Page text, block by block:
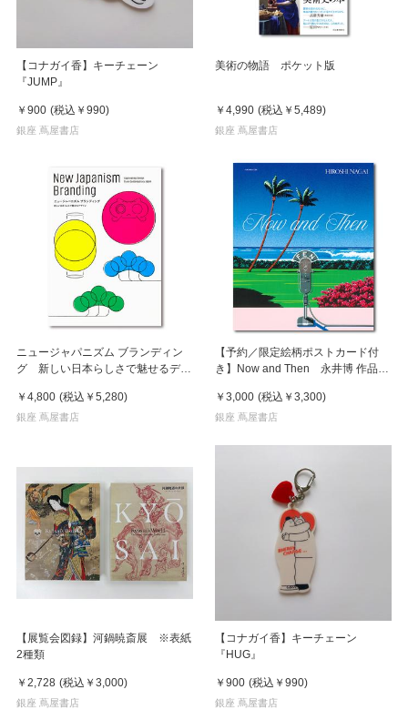
【コナガイ香】キーチェーン
『JUMP』
￥900 (税込 ￥990)
銀座 蔦屋書店
美術の物語 ポケット版
￥4,990 (税込 ￥5,489)
銀座 蔦屋書店
ニュージャパニズム ブランディン
グ 新しい日本らしさで魅せるデザ
￥4,800 (税込 ￥5,280)
銀座 蔦屋書店
【予約／限定絵柄ポストカード付
き】Now and Then 永井博 作品
￥3,000 (税込 ￥3,300)
銀座 蔦屋書店
【展覧会図録】河鍋暁斎展 ※表紙
2種類
￥2,728 (税込 ￥3,000)
銀座 蔦屋書店
【コナガイ香】キーチェーン
『HUG』
￥900 (税込 ￥990)
銀座 蔦屋書店